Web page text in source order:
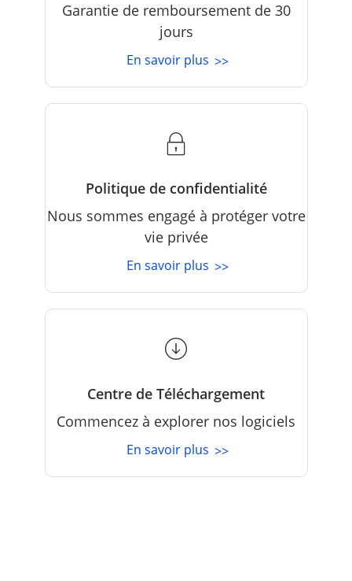
Garantie de remboursement de 30
jours
En savoir plus >>
Politique de confidentialité
Nous sommes engagé à protéger votre
vie privée
En savoir plus >>
Centre de Téléchargement
Commencez à explorer nos logiciels
En savoir plus >>